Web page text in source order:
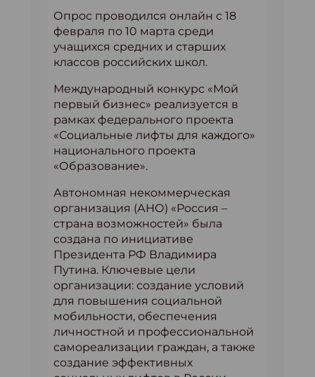
Опрос проводился онлайн с 18
февраля по 10 марта среди
учащихся средних и старших
классов российских школ.
Международный конкурс «Мой
первый бизнес» реализуется в
рамках федерального проекта
«Социальные лифты для каждого»
национального проекта
«Образование».
Автономная некоммерческая
организация (АНО) «Россия –
страна возможностей» была
создана по инициативе
Президента РФ Владимира
Путина. Ключевые цели
организации: создание условий
для повышения социальной
мобильности, обеспечения
личностной и профессиональной
самореализации граждан, а также
создание эффективных